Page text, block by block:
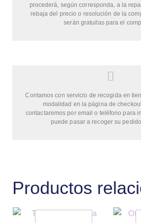
procederá, según corresponda, a la
rebaja del precio o resolución de la
serán gratuitas para el
Contamos con servicio de recogida en
modalidad en la página de
contactaremos por email o teléfono para
puede pasar a recoger su
Productos